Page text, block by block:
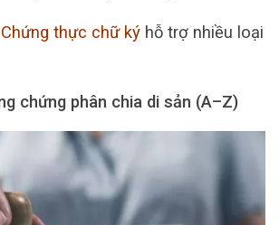
Chứng thực chữ ký hỗ trợ nhiều loại
chứng phân chia di sản (A–Z)